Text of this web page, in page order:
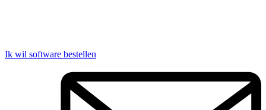
Ik wil software bestellen